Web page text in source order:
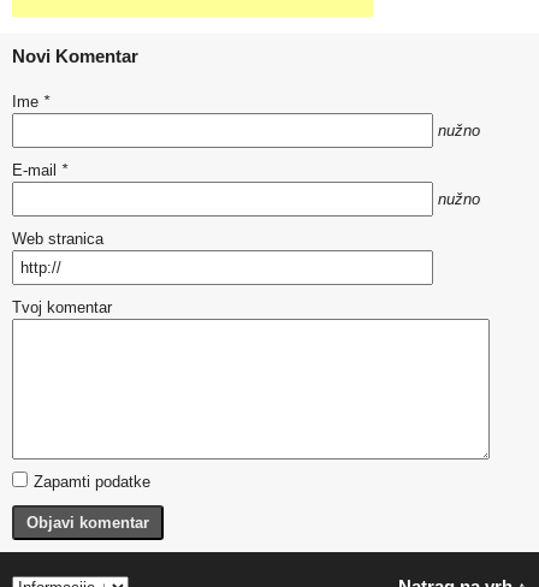
Novi Komentar
Ime *
nužno
E-mail *
nužno
Web stranica
Tvoj komentar
Zapamti podatke
Objavi komentar